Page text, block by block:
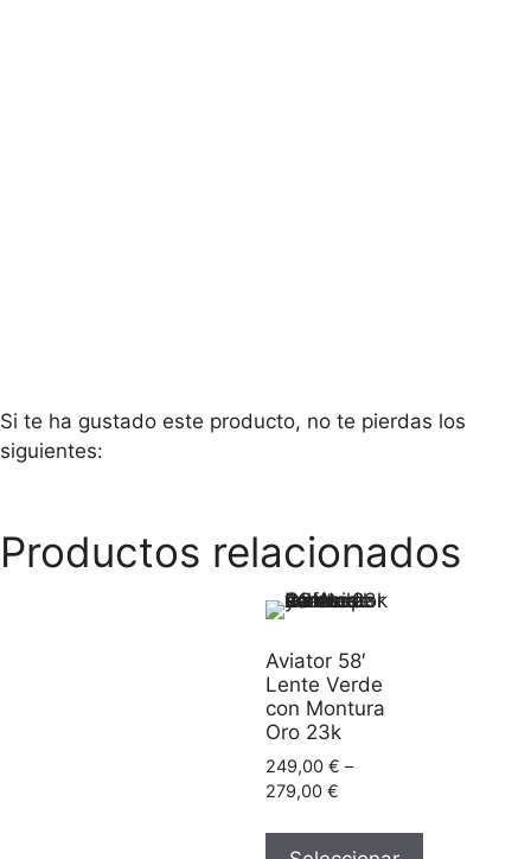
Si te ha gustado este producto, no te pierdas los
siguientes:
Productos relacionados
Aviator 58′
Lente Verde
con Montura
Oro 23k
249,00 € –
279,00 €